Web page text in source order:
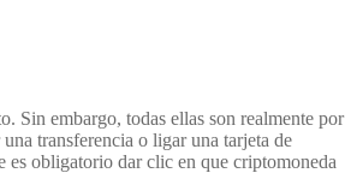
Sin embargo, todas ellas son realmente por
transferencia o ligar una tarjeta de
es obligatorio dar clic en que criptomoneda